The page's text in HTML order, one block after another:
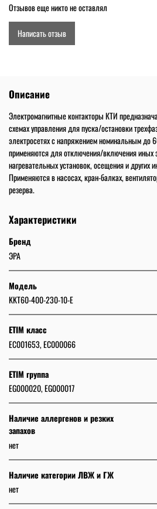
Отзывов еще никто не оставлял
Написать отзыв
Описание
Электромагнитные контакторы КТИ
схемах управления для пуска/остановки
электросетях с напряжением номинальным до
применяются для отключения/включения иных
нагревательных установок, осещения и других
Применяются в насосах, кран-балках,
резерва.
Характеристики
Бренд
ЭРА
Модель
KKT60-400-230-10-E
ETIM класс
EC001653, EC000066
ETIM группа
EG000020, EG000017
Наличие аллергенов и резких
запахов
нет
Наличие категории ЛВЖ и ГЖ
нет